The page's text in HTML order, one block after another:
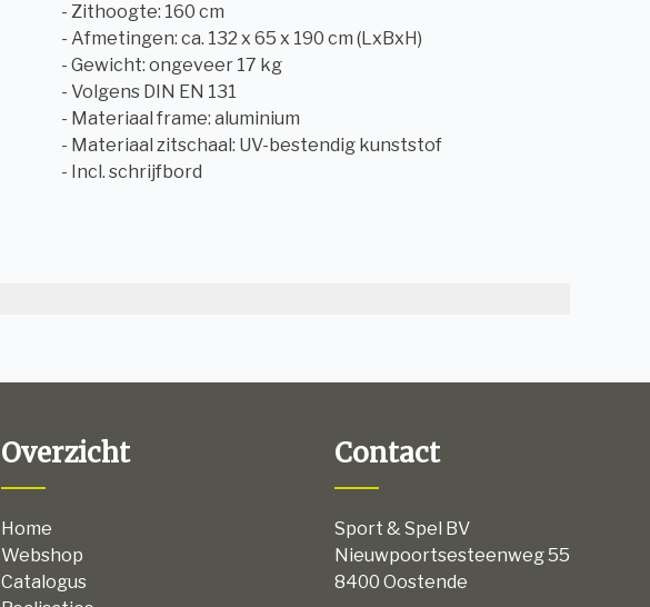
- Zithoogte: 160 cm
- Afmetingen: ca. 132 x 65 x 190 cm (LxBxH)
- Gewicht: ongeveer 17 kg
- Volgens DIN EN 131
- Materiaal frame: aluminium
- Materiaal zitschaal: UV-bestendig kunststof
- Incl. schrijfbord
Overzicht
Home
Webshop
Catalogus
Contact
Sport & Spel BV
Nieuwpoortsesteenweg 55
8400 Oostende